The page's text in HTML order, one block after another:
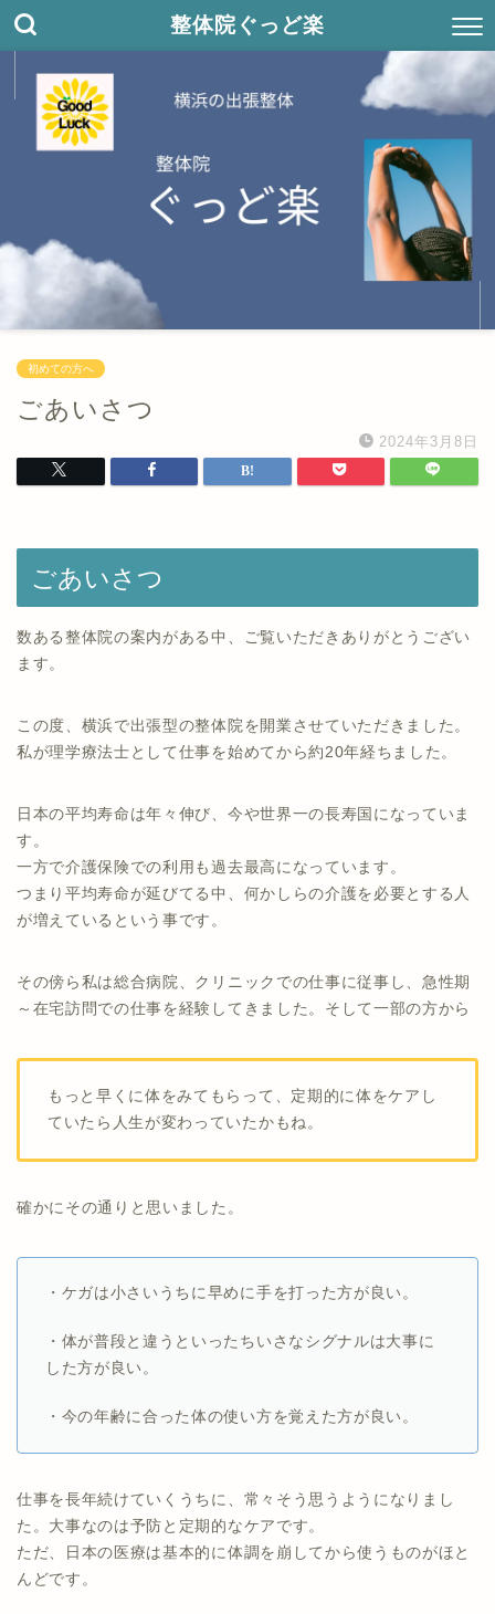
整体院ぐっど楽
初めての方へ
ごあいさつ
2024年3月8日
ごあいさつ
数ある整体院の案内がある中、ご覧いただきありがとうござい
ます。
この度、横浜で出張型の整体院を開業させていただきました。
私が理学療法士として仕事を始めてから約20年経ちました。
日本の平均寿命は年々伸び、今や世界一の長寿国になっていま
す。
一方で介護保険での利用も過去最高になっています。
つまり平均寿命が延びてる中、何かしらの介護を必要とする人
が増えているという事です。
その傍ら私は総合病院、クリニックでの仕事に従事し、急性期
～在宅訪問での仕事を経験してきました。そして一部の方から
もっと早くに体をみてもらって、定期的に体をケアし
ていたら人生が変わっていたかもね。
確かにその通りと思いました。
・ケガは小さいうちに早めに手を打った方が良い。
・体が普段と違うといったちいさなシグナルは大事に
した方が良い。
・今の年齢に合った体の使い方を覚えた方が良い。
仕事を長年続けていくうちに、常々そう思うようになりまし
た。大事なのは予防と定期的なケアです。
ただ、日本の医療は基本的に体調を崩してから使うものがほと
んどです。